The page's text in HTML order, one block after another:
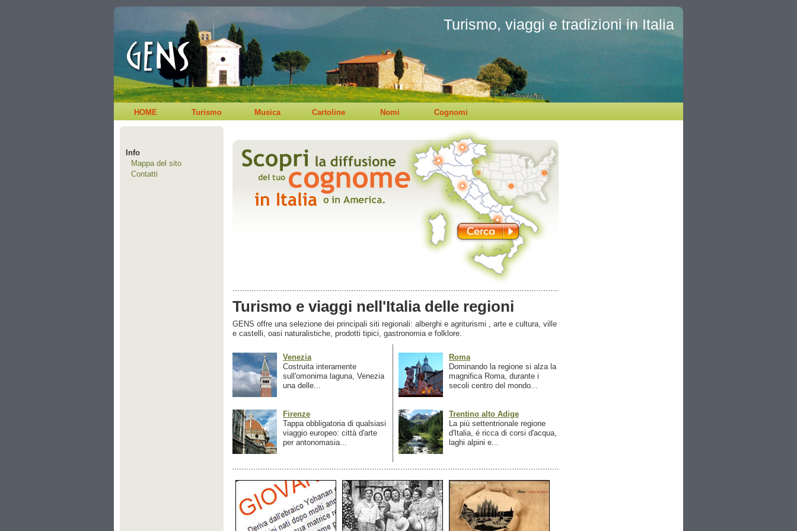
Turismo, viaggi e tradizioni in Italia
HOME Turismo Musica Cartoline Nomi Cognomi
Info
Mappa del sito
Contatti
Turismo e viaggi nell'Italia delle regioni
GENS offre una selezione dei principali siti regionali: alberghi e agriturismi , arte e cultura, ville
e castelli, oasi naturalistiche, prodotti tipici, gastronomia e folklore.
Venezia
Costruita interamente
sull'omonima laguna, Venezia
una delle...
Firenze
Tappa obbligatoria di qualsiasi
viaggio europeo: città d'arte
per antonomasia...
Roma
Dominando la regione si alza la
magnifica Roma, durante i
secoli centro del mondo...
Trentino alto Adige
La più settentrionale regione
d'Italia, é ricca di corsi d'acqua,
laghi alpini e...